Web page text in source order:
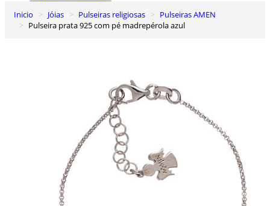
0
Carrinho de Compras
Inicio Jóias Pulseiras religiosas
Pulseiras AMEN
Pulseira prata 925 com pé madrepérola azul